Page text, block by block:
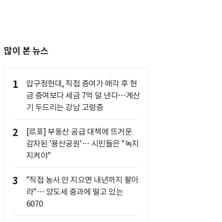
많이 본 뉴스
1
압구정현대, 직접 증여가 매각 후 현
금 증여보다 세금 7억 덜 낸다…계산
기 두드리는 강남 고령층
2
[르포] 부동산 공급 대책에 뜨거운
감자된 '용산공원'… 시민들은 "녹지
지켜야"
3
"직접 농사 안 지으면 내년까지 팔아
라"… 양도세 중과에 떨고 있는
6070